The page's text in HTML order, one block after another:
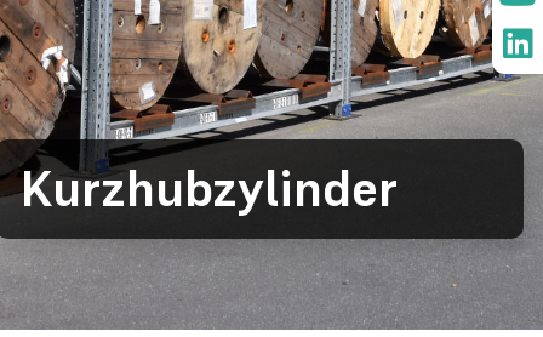
Kurzhubzylinder